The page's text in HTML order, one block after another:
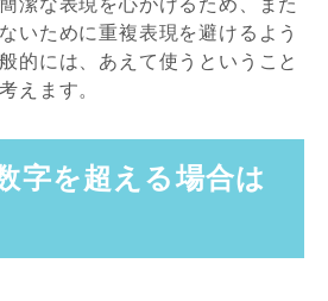
いために重複表現を避けるよう
的には、あえて使うということ
えます。
字を超える場合は